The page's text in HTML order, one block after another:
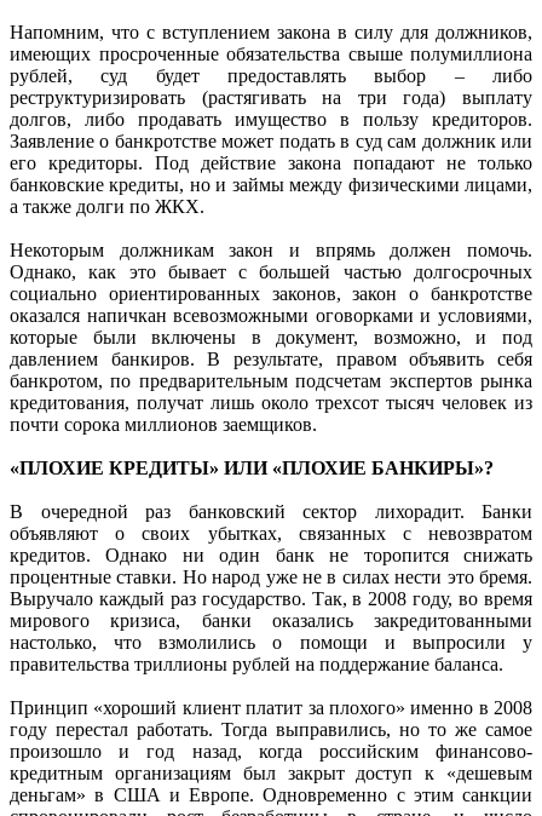
Напомним, что с вступлением закона в силу для должников,
имеющих просроченные обязательства свыше полумиллиона
рублей, суд будет предоставлять выбор – либо
реструктуризировать (растягивать на три года) выплату
долгов, либо продавать имущество в пользу кредиторов.
Заявление о банкротстве может подать в суд сам должник или
его кредиторы. Под действие закона попадают не только
банковские кредиты, но и займы между физическими лицами,
а также долги по ЖКХ.
Некоторым должникам закон и впрямь должен помочь.
Однако, как это бывает с большей частью долгосрочных
социально ориентированных законов, закон о банкротстве
оказался напичкан всевозможными оговорками и условиями,
которые были включены в документ, возможно, и под
давлением банкиров. В результате, правом объявить себя
банкротом, по предварительным подсчетам экспертов рынка
кредитования, получат лишь около трехсот тысяч человек из
почти сорока миллионов заемщиков.
«ПЛОХИЕ КРЕДИТЫ» ИЛИ «ПЛОХИЕ БАНКИРЫ»?
В очередной раз банковский сектор лихорадит. Банки
объявляют о своих убытках, связанных с невозвратом
кредитов. Однако ни один банк не торопится снижать
процентные ставки. Но народ уже не в силах нести это бремя.
Выручало каждый раз государство. Так, в 2008 году, во время
мирового кризиса, банки оказались закредитованными
настолько, что взмолились о помощи и выпросили у
правительства триллионы рублей на поддержание баланса.
Принцип «хороший клиент платит за плохого» именно в 2008
году перестал работать. Тогда выправились, но то же самое
произошло и год назад, когда российским финансово-
кредитным организациям был закрыт доступ к «дешевым
деньгам» в США и Европе. Одновременно с этим санкции